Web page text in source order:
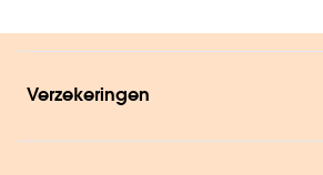
Verzekeringen